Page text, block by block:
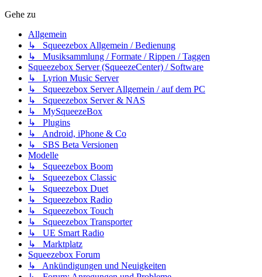
Gehe zu
Allgemein
↳ Squeezebox Allgemein / Bedienung
↳ Musiksammlung / Formate / Rippen / Taggen
Squeezebox Server (SqueezeCenter) / Software
↳ Lyrion Music Server
↳ Squeezebox Server Allgemein / auf dem PC
↳ Squeezebox Server & NAS
↳ MySqueezeBox
↳ Plugins
↳ Android, iPhone & Co
↳ SBS Beta Versionen
Modelle
↳ Squeezebox Boom
↳ Squeezebox Classic
↳ Squeezebox Duet
↳ Squeezebox Radio
↳ Squeezebox Touch
↳ Squeezebox Transporter
↳ UE Smart Radio
↳ Marktplatz
Squeezebox Forum
↳ Ankündigungen und Neuigkeiten